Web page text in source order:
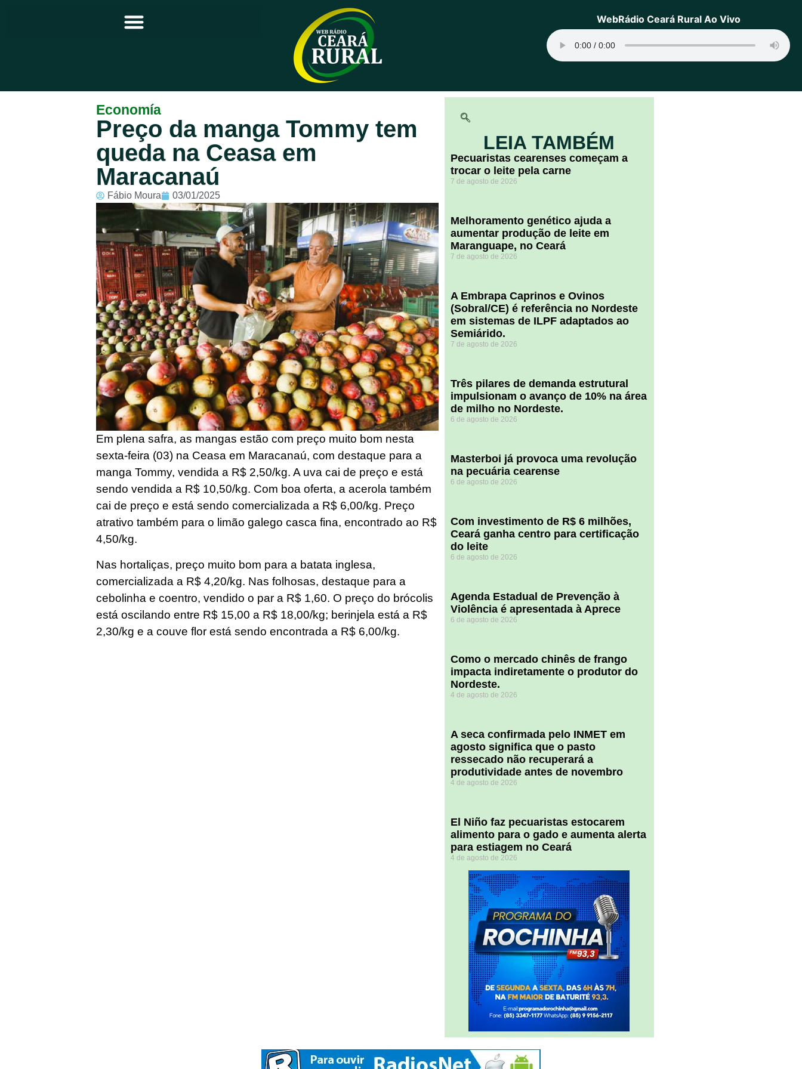
Principal
Notícias
Programação
Equipe
Contato
Sobre
WebRádio Ceará Rural Ao Vivo
Economía
Preço da manga Tommy tem
queda na Ceasa em
Maracanaú
Fábio Moura 03/01/2025
Em plena safra, as mangas estão com preço muito bom nesta
sexta-feira (03) na Ceasa em Maracanaú, com destaque para a
manga Tommy, vendida a R$ 2,50/kg. A uva cai de preço e está
sendo vendida a R$ 10,50/kg. Com boa oferta, a acerola também
cai de preço e está sendo comercializada a R$ 6,00/kg. Preço
atrativo também para o limão galego casca fina, encontrado ao R$
4,50/kg.
Nas hortaliças, preço muito bom para a batata inglesa,
comercializada a R$ 4,20/kg. Nas folhosas, destaque para a
cebolinha e coentro, vendido o par a R$ 1,60. O preço do brócolis
está oscilando entre R$ 15,00 a R$ 18,00/kg; berinjela está a R$
2,30/kg e a couve flor está sendo encontrada a R$ 6,00/kg.
LEIA TAMBÉM
Pecuaristas cearenses começam a
trocar o leite pela carne
7 de agosto de 2026
Melhoramento genético ajuda a
aumentar produção de leite em
Maranguape, no Ceará
7 de agosto de 2026
A Embrapa Caprinos e Ovinos
(Sobral/CE) é referência no Nordeste
em sistemas de ILPF adaptados ao
Semiárido.
7 de agosto de 2026
​Três pilares de demanda estrutural
impulsionam o avanço de 10% na área
de milho no Nordeste.
6 de agosto de 2026
Masterboi já provoca uma revolução
na pecuária cearense
6 de agosto de 2026
Com investimento de R$ 6 milhões,
Ceará ganha centro para certificação
do leite
6 de agosto de 2026
Agenda Estadual de Prevenção à
Violência é apresentada à Aprece
6 de agosto de 2026
​Como o mercado chinês de frango
impacta indiretamente o produtor do
Nordeste.
4 de agosto de 2026
A seca confirmada pelo INMET em
agosto significa que o pasto
ressecado não recuperará a
produtividade antes de novembro
4 de agosto de 2026
El Niño faz pecuaristas estocarem
alimento para o gado e aumenta alerta
para estiagem no Ceará
4 de agosto de 2026